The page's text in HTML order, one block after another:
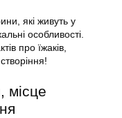
які живуть у
особливості.
про їжаків,
, місце